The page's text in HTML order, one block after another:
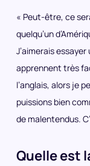
« Peut-être, ce
quelqu’un
J’aimerais
apprennent très
l’anglais, alors je
puissions bien
de malentendus.
Quelle est